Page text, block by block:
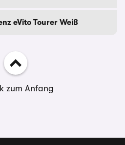
eVito Tourer Weiß
zum Anfang